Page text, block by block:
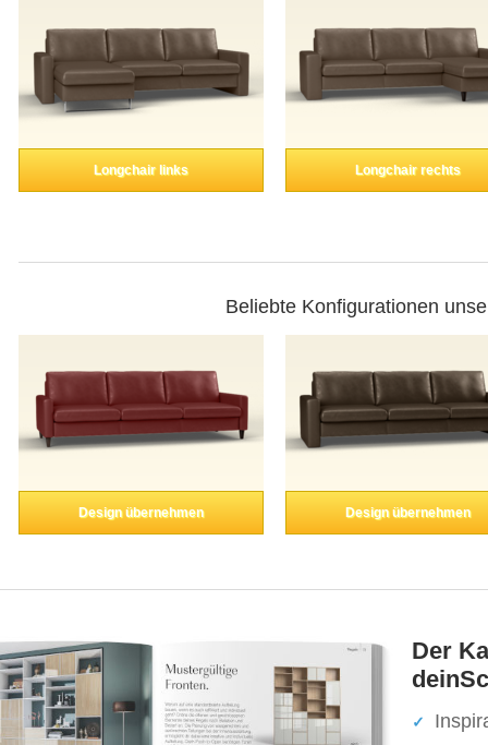
Longchair links Longchair rechts
Beliebte Konfigurationen
Design übernehmen Design übernehmen
Der